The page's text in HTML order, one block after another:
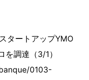
タートアップYMO
調達（3/1）
0103-